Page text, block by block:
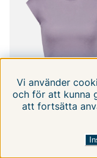
FILTRERA
Vi använder
och för att kunna
att fortsätta